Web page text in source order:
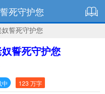
死守护您
誓死守护您
誓死守护您
中 123 万字